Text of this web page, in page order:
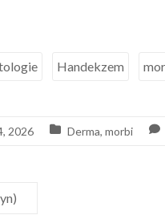
Handekzem
2026 Derma, morbi